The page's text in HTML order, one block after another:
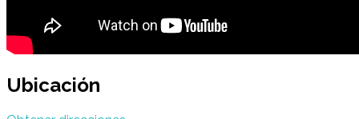
Ubicación